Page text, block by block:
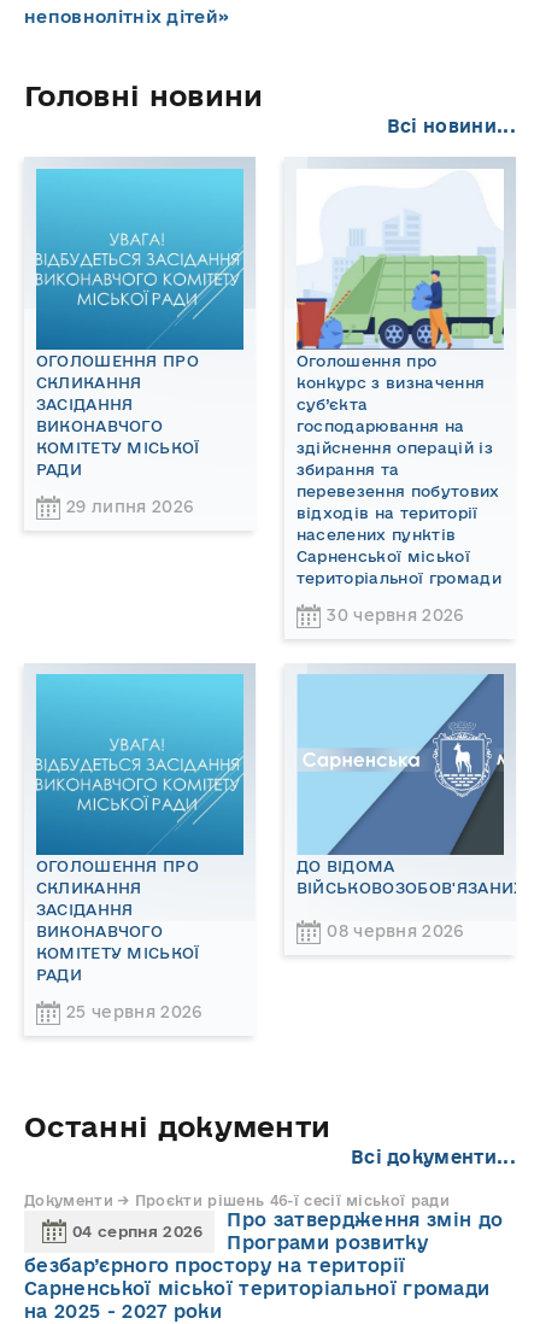
неповнолітніх дітей»
Головні новини
Всі новини...
ОГОЛОШЕННЯ ПРО
СКЛИКАННЯ
ЗАСІДАННЯ
ВИКОНАВЧОГО
КОМІТЕТУ МІСЬКОЇ
РАДИ
29 липня 2026
Оголошення про
конкурс з визначення
суб’єкта
господарювання на
здійснення операцій із
збирання та
перевезення побутових
відходів на території
населених пунктів
Сарненської міської
територіальної громади
30 червня 2026
ОГОЛОШЕННЯ ПРО
СКЛИКАННЯ
ЗАСІДАННЯ
ВИКОНАВЧОГО
КОМІТЕТУ МІСЬКОЇ
РАДИ
25 червня 2026
ДО ВІДОМА
ВІЙСЬКОВОЗОБОВ'ЯЗАНИХ!
08 червня 2026
Останні документи
Всі документи...
Документи → Проєкти рішень 46-ї сесії міської ради
04 серпня 2026
Про затвердження змін до
Програми розвитку
безбар’єрного простору на території
Сарненської міської територіальної громади
на 2025 - 2027 роки